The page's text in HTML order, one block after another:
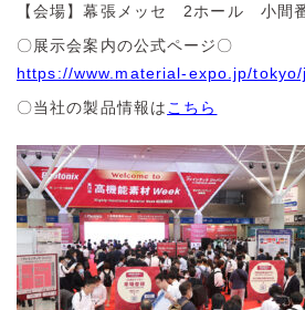
【会場】幕張メッセ 2ホール 小間
〇展示会案内の公式ページ〇
https://www.material-expo.jp/
〇当社の製品情報は こちら